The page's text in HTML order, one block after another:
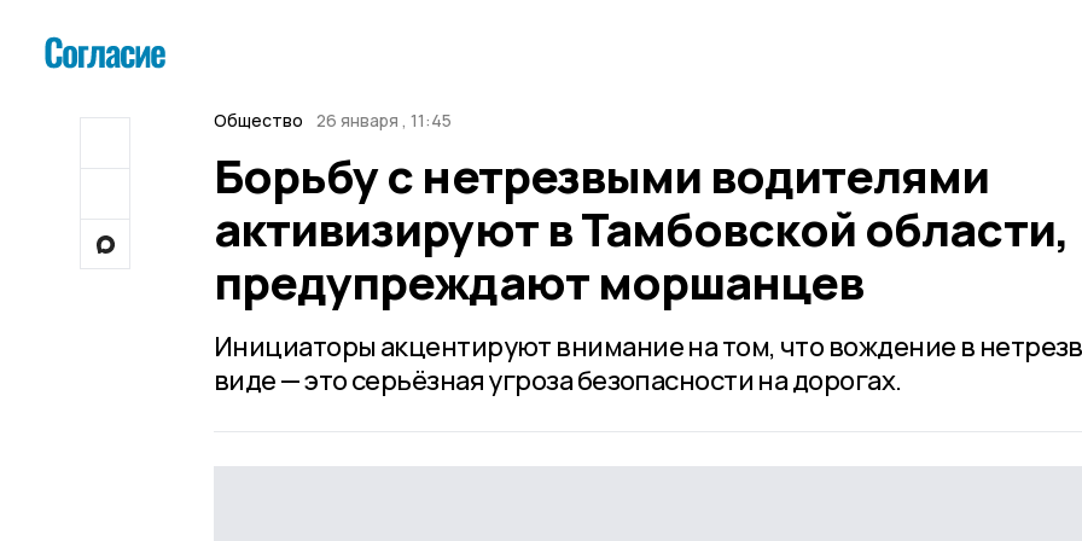
Общество 26 января , 11:45
Борьбу с нетрезвыми водителями
активизируют в Тамбовской области,
предупреждают моршанцев
Инициаторы акцентируют внимание на том, что вождение в
виде — это серьёзная угроза безопасности на дорогах.